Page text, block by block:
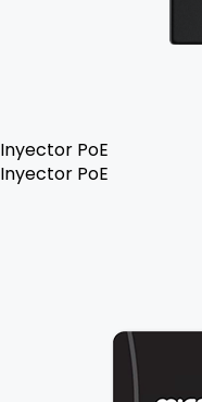
Inyector PoE
Inyector PoE